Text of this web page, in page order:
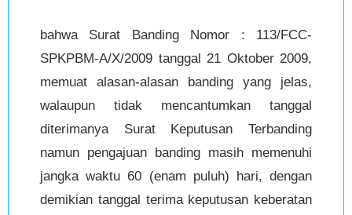
bahwa Surat Banding Nomor : 113/FCC-
SPKPBM-A/X/2009 tanggal 21 Oktober 2009,
memuat alasan-alasan banding yang jelas,
walaupun tidak mencantumkan tanggal
diterimanya Surat Keputusan Terbanding
namun pengajuan banding masih memenuhi
jangka waktu 60 (enam puluh) hari, dengan
demikian tanggal terima keputusan keberatan